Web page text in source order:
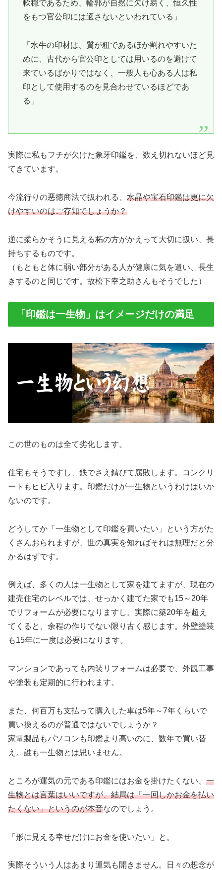
軟穏であるため、輪郭が自然に欠け易く、恒久性
をもつ官公印には適さないといわれている」
「水牛の印材は、質が粗であるほか割れやすいた
めに、古代から官公印としては用いるのを避けて
来ているばかりではなく、一般人も心ある人は私
印として使用するのを見合わせているほどであ
る」
実際に私もフチが欠けた象牙印鑑を、数え切れないほど見
てきています。
今流行りの悪徳商法で扱われる、 水晶や宝石印鑑は更に欠
けやすいのはご存知でしょうか？
逆に柔らかそうに見える柘の方がかえって大切に扱い、長
持ちするものです。
（もともと体に弱い部分がある人が健康に気を遣い、長生
きするのと同じです。故松下幸之助さんもそうでした）
「印鑑は一生物」はイメージだけの満足
この世のものは全て劣化します。
住宅もそうですし、鉄でさえ錆びて腐敗します。コンクリ
ートもヒビ入ります。印鑑だけが一生物というわけはいか
ないのです。
どうしてか「一生物として印鑑を買いたい」という方がた
くさんおられますが、世の真実を知ればそれは無理だと分
かるはずです。
例えば、多くの人は一生物として家を建てますが、現在の
建売住宅のレベルでは、せっかく建てた家でも15～20年
でリフォームが必要になりますし。実際に築20年を超え
てくると、余程の作りでない限り古く感じます。外壁塗装
も15年に一度は必要になります。
マンションであっても内装リフォームは必要で、外観工事
や塗装も定期的に行われます。
また、何百万も支払って購入した車は5年～7年くらいで
買い換えるのが普通ではないでしょうか？
家電製品もパソコンも印鑑より高いのに、数年で買い替
え。誰も一生物とは思いません。
ところが運気の元である印鑑にはお金を掛けたくない、 一
生物とは言葉はいいですが、結局は「一回しかお金を払い
たくない」というのが本音なのでしょう。
「形に見える幸せだけにお金を使いたい」と。
実際そういう人はあまり運気も開きません。日々の想念が